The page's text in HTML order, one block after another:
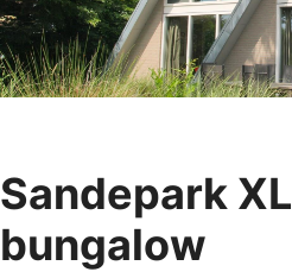
Sandepark XL
bungalow